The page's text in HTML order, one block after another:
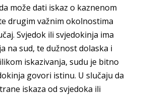
može dati iskaz o kaznenom
drugim važnim okolnostima
Svjedok ili svjedokinja ima
na sud, te dužnost dolaska i
iskazivanja, sudu je bitno
govori istinu. U slučaju da
iskaza od svjedoka ili